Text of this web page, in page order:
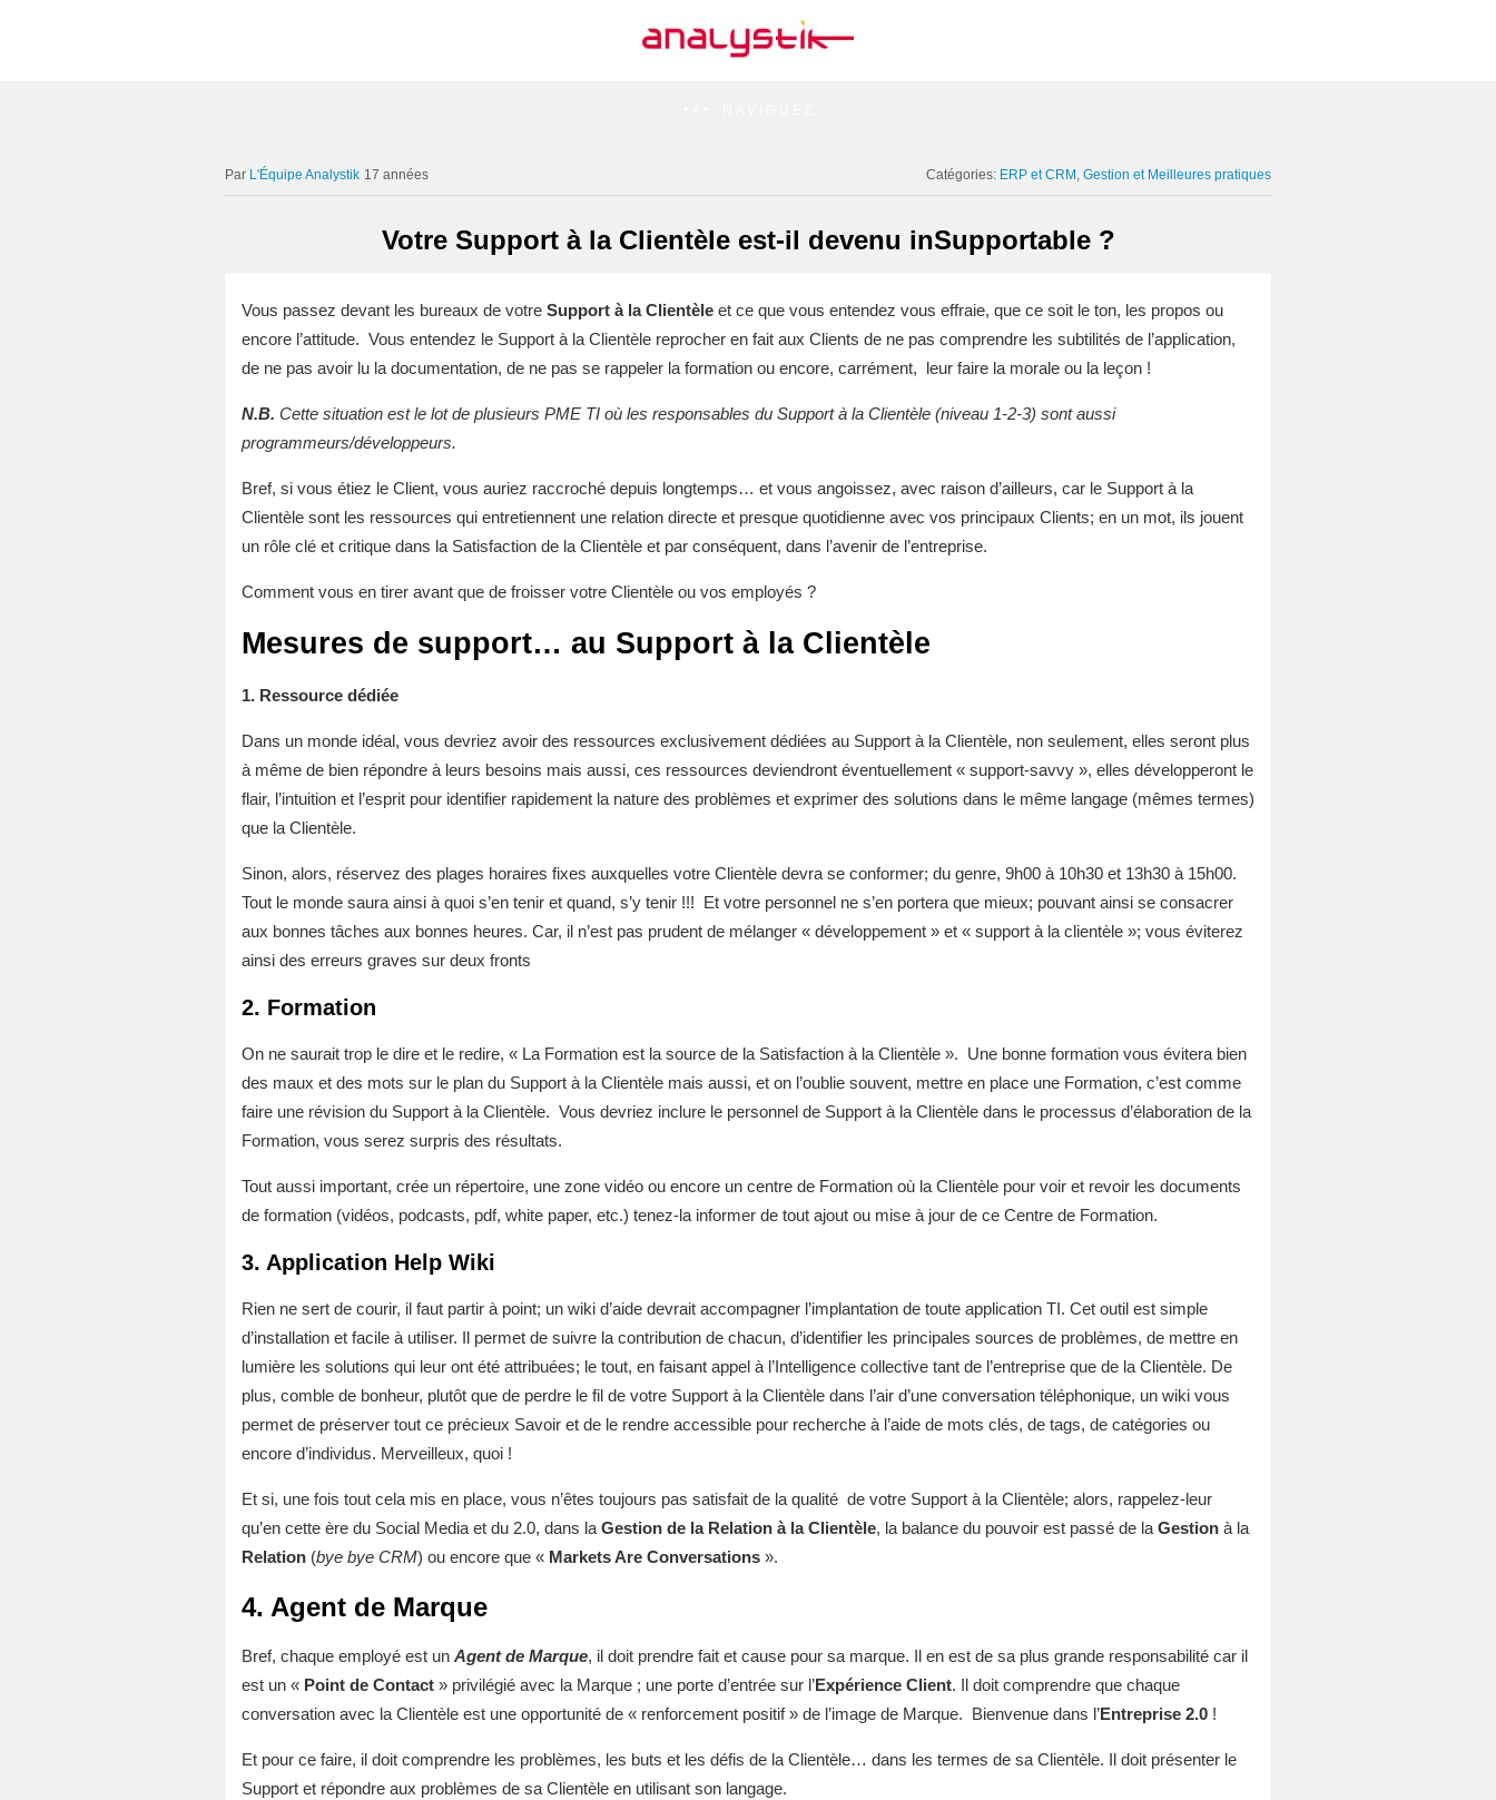
L'Équipe Analystik 17 années Catégories: ERP et CRM Gestion et Meilleures pratiques
Votre Support à la Clientèle est-il devenu inSupportable ?
Vous passez devant les bureaux de votre Support à la Clientèleet ce que vous entendez vous effraie, que ce soit le ton, les propos ou
encore l’attitude. Vous entendez le Support à la Clientèle reprocher en fait aux Clients de ne pas comprendre les subtilités de l’application,
de ne pas avoir lu la documentation, de ne pas se rappeler la formation ou encore, carrément, leur faire la morale ou la leçon !
N.B. Cette situation est le lot de plusieurs PME TI où les responsables du Support à la Clientèle (niveau 1-2-3) sont aussi
programmeurs/développeurs.
Bref, si vous étiez le Client, vous auriez raccroché depuis longtemps… et vous angoissez, avec raison d’ailleurs, car le Support à la
Clientèle sont les ressources qui entretiennent une relation directe et presque quotidienne avec vos principaux Clients; en un mot, ils jouent
un rôle clé et critique dans la Satisfaction de la Clientèle et par conséquent, dans l’avenir de l’entreprise.
Comment vous en tirer avant que de froisser votre Clientèle ou vos employés ?
Mesures de support… au Support à la Clientèle
1. Ressource dédiée
Dans un monde idéal, vous devriez avoir des ressources exclusivement dédiées au Support à la Clientèle, non seulement, elles seront plus
à même de bien répondre à leurs besoins mais aussi, ces ressources deviendront éventuellement « support-savvy », elles développeront le
flair, l’intuition et l’esprit pour identifier rapidement la nature des problèmes et exprimer des solutions dans le même langage (mêmes termes)
que la Clientèle.
Sinon, alors, réservez des plages horaires fixes auxquelles votre Clientèle devra se conformer; du genre, 9h00 à 10h30 et 13h30 à 15h00.
Tout le monde saura ainsi à quoi s’en tenir et quand, s’y tenir !!! Et votre personnel ne s’en portera que mieux; pouvant ainsi se consacrer
aux bonnes tâches aux bonnes heures. Car, il n’est pas prudent de mélanger « développement » et « support à la clientèle »; vous éviterez
ainsi des erreurs graves sur deux fronts
2. Formation
On ne saurait trop le dire et le redire, « La Formation est la source de la Satisfaction à la Clientèle ». Une bonne formation vous évitera bien
des maux et des mots sur le plan du Support à la Clientèle mais aussi, et on l’oublie souvent, mettre en place une Formation, c’est comme
faire une révision du Support à la Clientèle. Vous devriez inclure le personnel de Support à la Clientèle dans le processus d’élaboration de la
Formation, vous serez surpris des résultats.
Tout aussi important, crée un répertoire, une zone vidéo ou encore un centre de Formation où la Clientèle pour voir et revoir les documents
de formation (vidéos, podcasts, pdf, white paper, etc.) tenez-la informer de tout ajout ou mise à jour de ce Centre de Formation.
3. Application Help Wiki
Rien ne sert de courir, il faut partir à point; un wiki d’aide devrait accompagner l’implantation de toute application TI. Cet outil est simple
d’installation et facile à utiliser. Il permet de suivre la contribution de chacun, d’identifier les principales sources de problèmes, de mettre en
lumière les solutions qui leur ont été attribuées; le tout, en faisant appel à l’Intelligence collective tant de l’entreprise que de la Clientèle. De
plus, comble de bonheur, plutôt que de perdre le fil de votre Support à la Clientèle dans l’air d’une conversation téléphonique, un wiki vous
permet de préserver tout ce précieux Savoir et de le rendre accessible pour recherche à l’aide de mots clés, de tags, de catégories ou
encore d’individus. Merveilleux, quoi !
Et si, une fois tout cela mis en place, vous n’êtes toujours pas satisfait de la qualité de votre Support à la Clientèle; alors, rappelez-leur
qu’en cette ère du Social Media et du 2.0, dans la Gestion de la Relation à la Clientèle, la balance du pouvoir est passé de la Gestionà la
Relation(bye bye CRM) ou encore que « Markets Are Conversations».
4. Agent de Marque
Bref, chaque employé est un Agent de Marque, il doit prendre fait et cause pour sa marque. Il en est de sa plus grande responsabilité car il
est un « Point de Contact» privilégié avec la Marque ; une porte d’entrée sur l’Expérience Client. Il doit comprendre que chaque
conversation avec la Clientèle est une opportunité de « renforcement positif » de l’image de Marque. Bienvenue dans l’Entreprise 2.0!
Et pour ce faire, il doit comprendre les problèmes, les buts et les défis de la Clientèle… dans les termes de sa Clientèle. Il doit présenter le
Support et répondre aux problèmes de sa Clientèle en utilisant son langage.